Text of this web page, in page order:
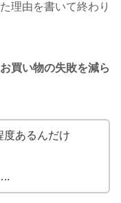
理由を書いて終わり
買い物の失敗を減ら
度あるんだけ